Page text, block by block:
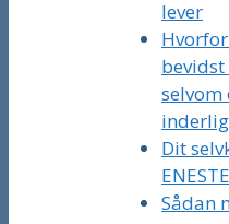
lever
selvom
Dit
Sådan